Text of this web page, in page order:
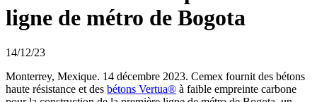
ligne de métro de Bogota
14/12/23
Monterrey, Mexique. 14 décembre 2023. Cemex fournit des bétons
haute résistance et des bétons Vertua® à faible empreinte carbone